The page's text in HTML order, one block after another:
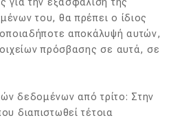
του, θα πρέπει ο ίδιος
αποκάλυψή αυτών,
πρόσβασης σε αυτά, σε
δεδομένων από τρίτο: Στην
διαπιστωθεί τέτοια